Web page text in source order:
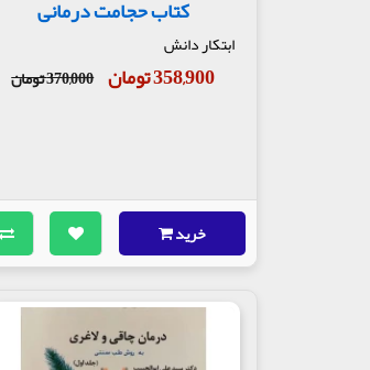
کتاب حجامت درمانی
ابتکار دانش
358,900 تومان 370,000 تومان
خرید